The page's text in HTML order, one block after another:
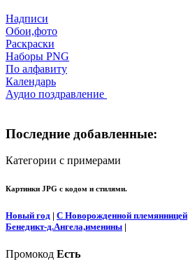
Надписи
Обои,фото
Раскраски
Наборы PNG
По алфавиту
Календарь
Аудио поздравление
Последние добавленные:
Категории с примерами
Картинки JPG с кодом и стилями.
Новый год | С Новорожденной племянницей
Бенедикт-д.Ангела,именины |
Промокод Есть